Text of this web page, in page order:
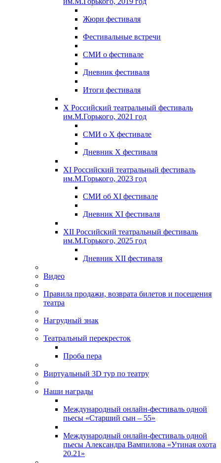
Жюри фестиваля
Фестивальные встречи
СМИ о фестивале
Дневник фестиваля
Итоги фестиваля
X Российский театральный фестиваль
им.М.Горького, 2021 год
СМИ о X фестивале
Дневник X фестиваля
XI Российский театральный фестиваль
им.М.Горького, 2023 год
СМИ об XI фестивале
Дневник XI фестиваля
XII Российский театральный фестиваль
им.М.Горького, 2025 год
Дневник XII фестиваля
Видео
Правила продажи, возврата билетов и посещения
театра
Нагрудный знак
Театральный перекресток
Проба пера
Виртуальный 3D тур по театру
Наши награды
Международный онлайн-фестиваль одной
пьесы «Старший сын – 55»
Международный онлайн-фестиваль одной
пьесы Александра Вампилова «Утиная охота
20.21»